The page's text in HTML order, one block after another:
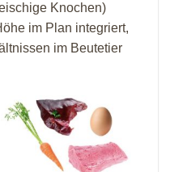
Knochen)
im Plan integriert,
im Beutetier